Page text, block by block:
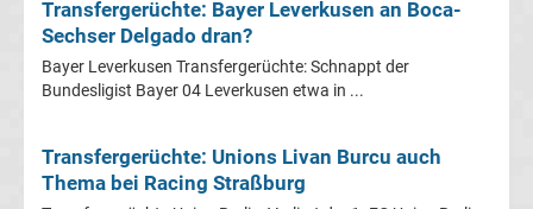
League
La
Transfergerüchte: Bayer Leverkusen an Boca-
Sechser Delgado dran?
Bayer Leverkusen Transfergerüchte: Schnappt der
Bundesligist Bayer 04 Leverkusen etwa in ...
Transfergerüchte: Unions Livan Burcu auch
Thema bei Racing Straßburg